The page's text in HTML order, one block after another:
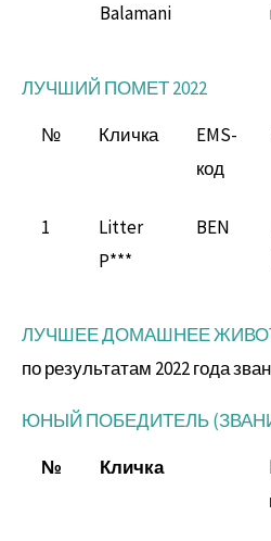
Balamani
ЛУЧШИЙ ПОМЕТ 2022
№
Кличка
EMS-
код
1
Litter
P***
BEN
ЛУЧШЕЕ ДОМАШНЕЕ
по результатам 2022 года
ЮНЫЙ ПОБЕДИТЕЛЬ
№
Кличка